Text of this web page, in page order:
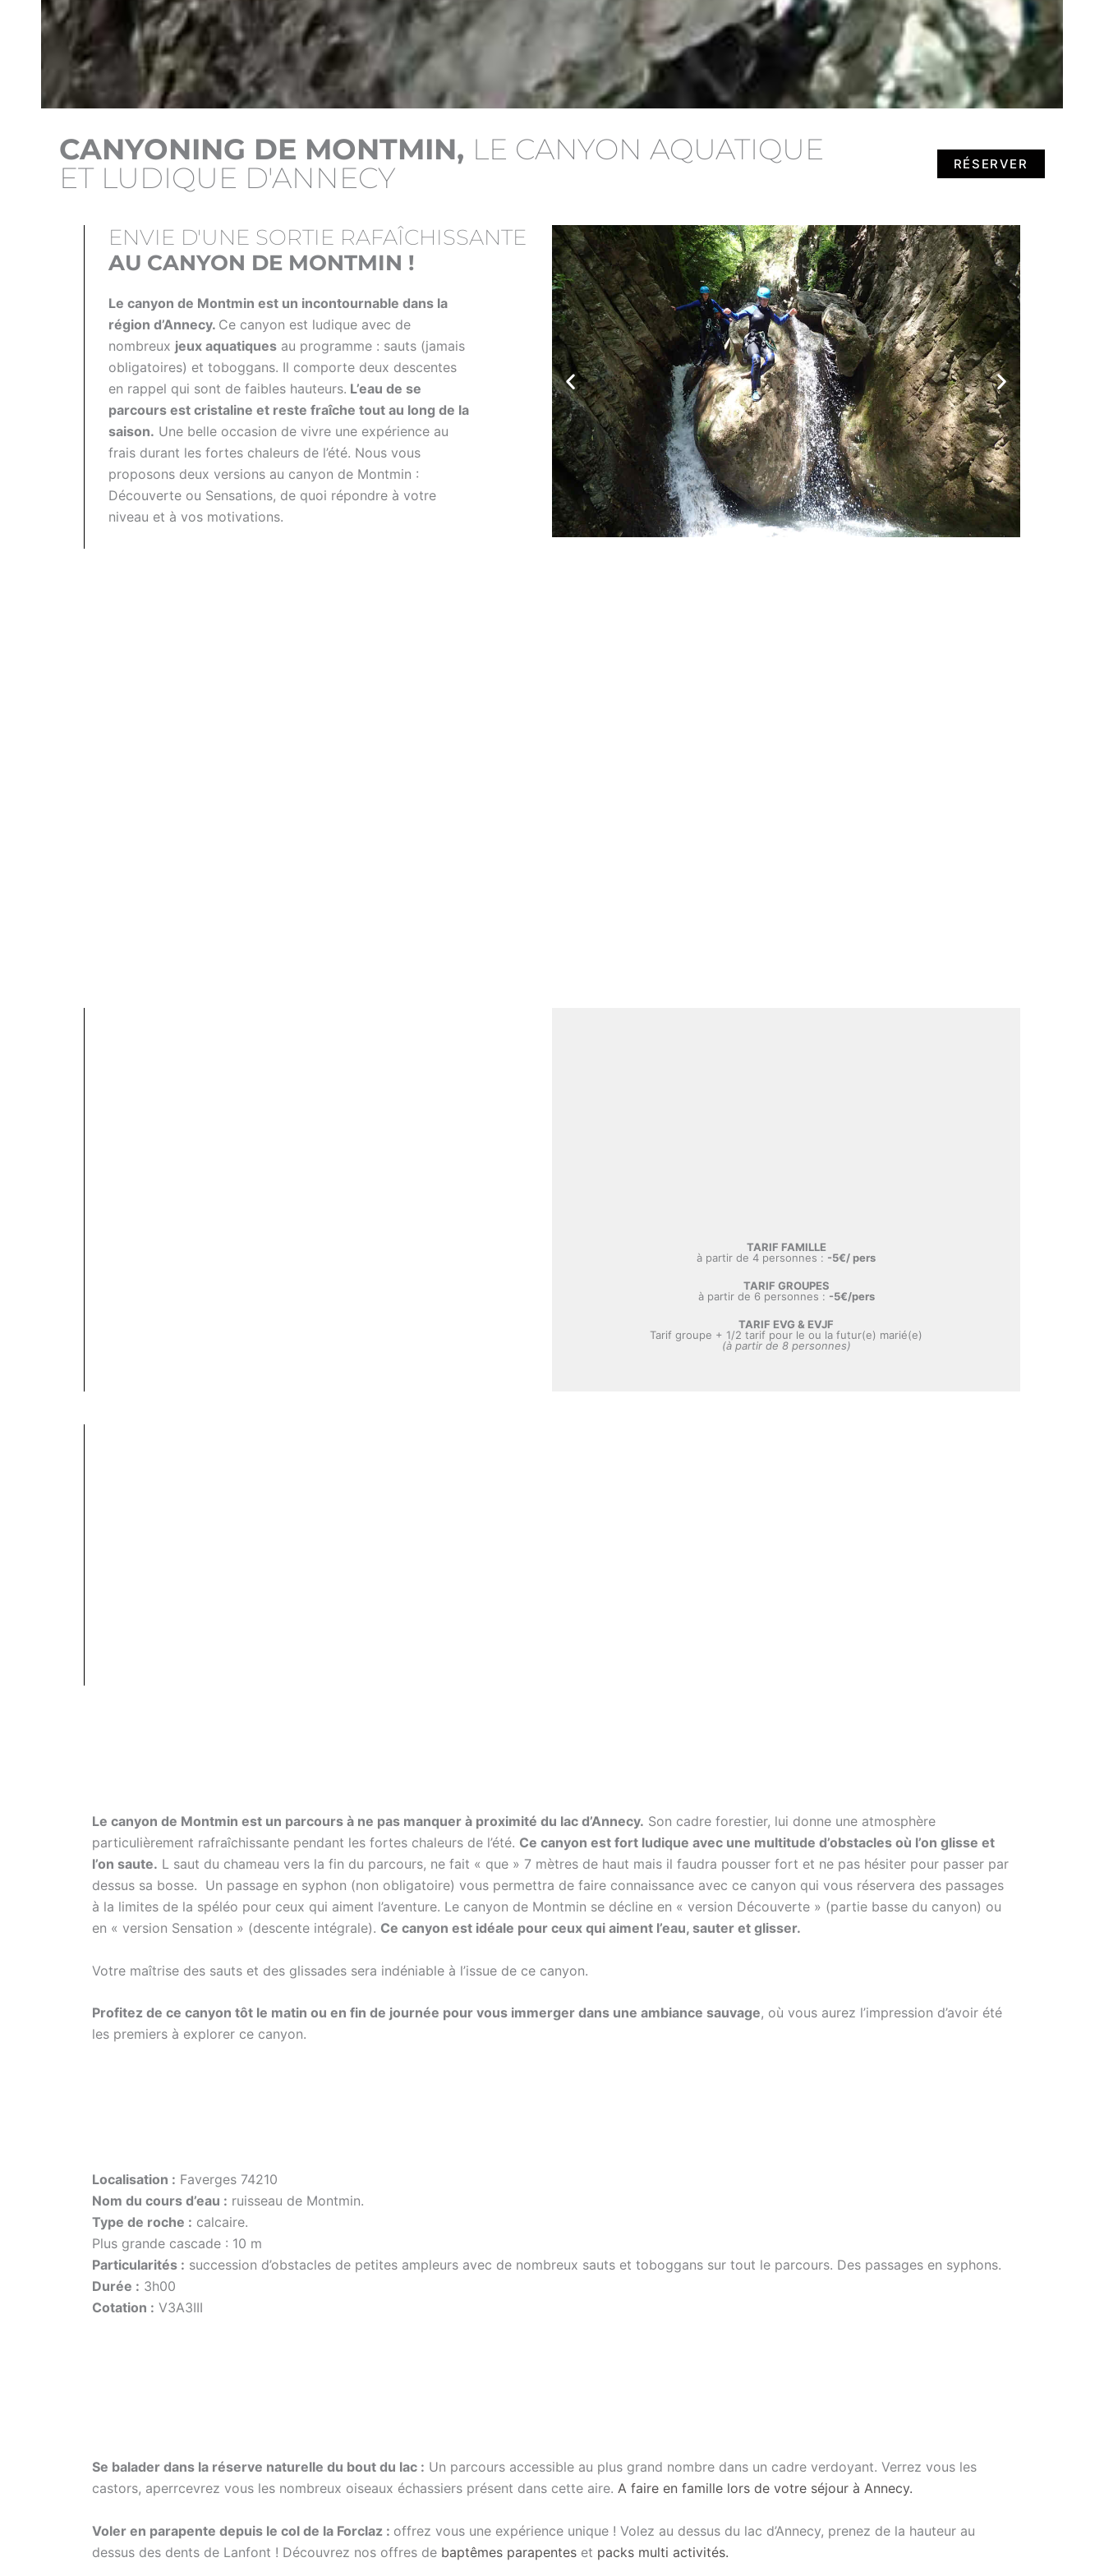
CANYONING DE MONTMIN, LE CANYON AQUATIQUE
ET LUDIQUE D'ANNECY
RÉSERVER
ENVIE D'UNE SORTIE RAFAÎCHISSANTE
AU CANYON DE MONTMIN !
Le canyon de Montmin est un incontournable dans la
région d’Annecy. Ce canyon est ludique avec de
nombreux jeux aquatiquesau programme : sauts (jamais
obligatoires) et toboggans. Il comporte deux descentes
en rappel qui sont de faibles hauteurs. L’eau de se
parcours est cristaline et reste fraîche tout au long de la
saison. Une belle occasion de vivre une expérience au
frais durant les fortes chaleurs de l’été. Nous vous
proposons deux versions au canyon de Montmin :
Découverte ou Sensations, de quoi répondre à votre
niveau et à vos motivations.
TARIF FAMILLE
à partir de 4 personnes : -5€/ pers
TARIF GROUPES
à partir de 6 personnes : -5€/pers
TARIF EVG & EVJF
Tarif groupe + 1/2 tarif pour le ou la futur(e) marié(e)
(à partir de 8 personnes)
Le canyon de Montmin est un parcours à ne pas manquer à proximité du lac d’Annecy. Son cadre forestier, lui donne une atmosphère
particulièrement rafraîchissante pendant les fortes chaleurs de l’été. Ce canyon est fort ludique avec une multitude d’obstacles où l’on glisse et
l’on saute. L saut du chameau vers la fin du parcours, ne fait « que » 7 mètres de haut mais il faudra pousser fort et ne pas hésiter pour passer par
dessus sa bosse. Un passage en syphon (non obligatoire) vous permettra de faire connaissance avec ce canyon qui vous réservera des passages
à la limites de la spéléo pour ceux qui aiment l’aventure. Le canyon de Montmin se décline en « version Découverte » (partie basse du canyon) ou
en « version Sensation » (descente intégrale). Ce canyon est idéale pour ceux qui aiment l’eau, sauter et glisser.
Votre maîtrise des sauts et des glissades sera indéniable à l’issue de ce canyon.
Profitez de ce canyon tôt le matin ou en fin de journée pour vous immerger dans une ambiance sauvage, où vous aurez l’impression d’avoir été
les premiers à explorer ce canyon.
Localisation : Faverges 74210
Nom du cours d’eau : ruisseau de Montmin.
Type de roche : calcaire.
Plus grande cascade : 10 m
Particularités : succession d’obstacles de petites ampleurs avec de nombreux sauts et toboggans sur tout le parcours. Des passages en syphons.
Durée : 3h00
Cotation : V3A3III
Se balader dans la réserve naturelle du bout du lac : Un parcours accessible au plus grand nombre dans un cadre verdoyant. Verrez vous les
castors, aperrcevrez vous les nombreux oiseaux échassiers présent dans cette aire. A faire en famille lors de votre séjour à Annecy.
Voler en parapente depuis le col de la Forclaz : offrez vous une expérience unique ! Volez au dessus du lac d’Annecy, prenez de la hauteur au
dessus des dents de Lanfont ! Découvrez nos offres de baptêmes parapentes et packs multi activités.